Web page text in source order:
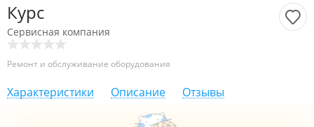
Курс
Сервисная компания
Ремонт и обслуживание оборудования
Характеристики Описание Отзывы